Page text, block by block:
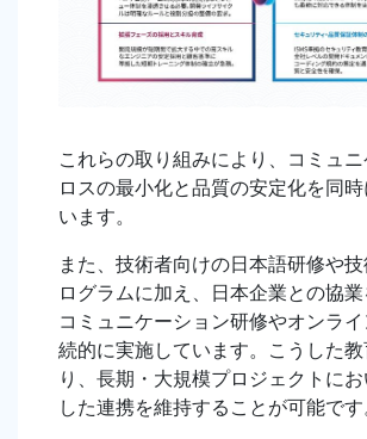
これらの取り組みにより、コミュ
ロスの最小化と品質の安定化を同
います。
また、技術者向けの日本語研修や
ログラムに加え、日本企業との協
コミュニケーション研修やオンラ
続的に実施しています。こうした教
り、長期・大規模プロジェクトに
した連携を維持することが可能です